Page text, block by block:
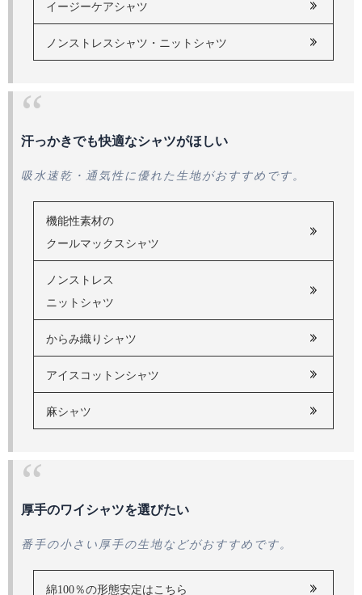
イージーケアシャツ
ノンストレスシャツ・ニットシャツ
汗っかきでも快適なシャツがほしい
吸水速乾・通気性に優れた生地がおすすめです。
機能性素材の
クールマックスシャツ
ノンストレス
ニットシャツ
からみ織りシャツ
アイスコットンシャツ
麻シャツ
厚手のワイシャツを選びたい
番手の小さい厚手の生地などがおすすめです。
綿100％の形態安定はこちら